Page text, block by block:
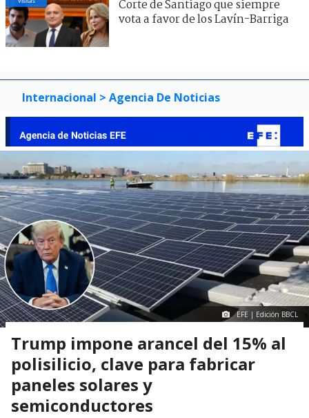
Corte de Santiago que siempre
vota a favor de los Lavín-Barriga
Internacional > Agencia De Noticias
EFE | Edición BBCL
Trump impone arancel del 15% al
polisilicio, clave para fabricar
paneles solares y
semiconductores